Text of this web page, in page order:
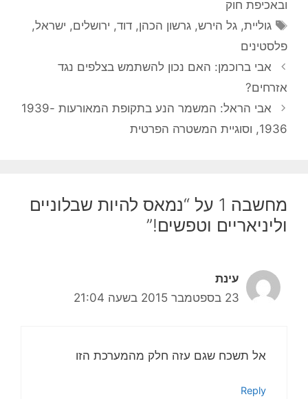
ובאכיפת חוק
תגיות
גוליית,גל הירש,גרשון הכהן,דוד, ירושלים, ישראל,
פלסטינים
אבי ברוכמן: האם נכון להשתמש בצלפים נגד
אזרחים?
אבי הראל: המשמר הנע בתקופת המאורעות 1939-
1936, וסוגיית המשטרה הפרטית
מחשבה 1 על “נמאס להיות שבלוניים
וליניאריים וטפשים!”
עינת
23 בספטמבר 2015 בשעה 21:04
אל תשכח שגם עזה חלק מהמערכת הזו
Reply